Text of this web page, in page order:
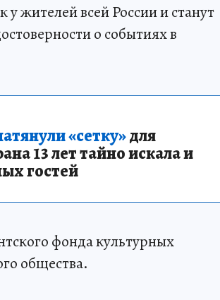
жителей всей России и станут
о событиях в
«сетку»для
13 лет тайно искала и
гостей
фонда культурных
общества.